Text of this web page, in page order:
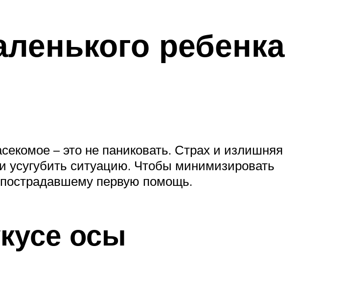
ребенка
– это не паниковать. Страх и излишняя
усугубить ситуацию. Чтобы минимизировать
пострадавшему первую помощь.
осы